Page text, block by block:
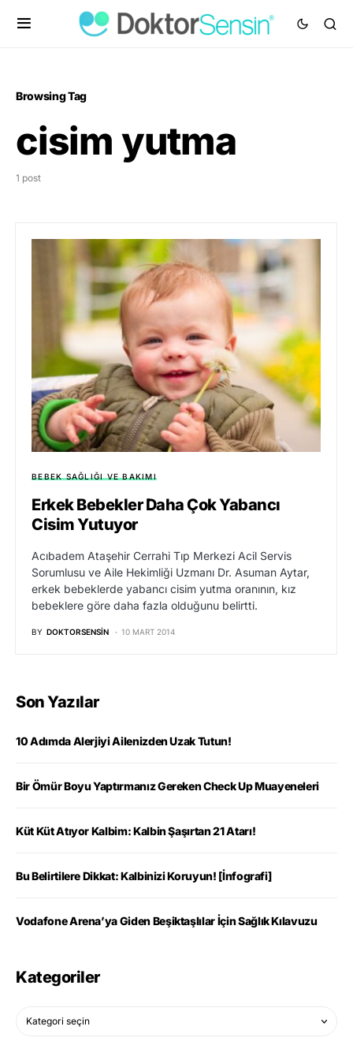
Browsing Tag
cisim yutma
1 post
BEBEK SAĞLIĞI VE BAKIMI
Erkek Bebekler Daha Çok Yabancı
Cisim Yutuyor
Acıbadem Ataşehir Cerrahi Tıp Merkezi Acil Servis
Sorumlusu ve Aile Hekimliği Uzmanı Dr. Asuman Aytar,
erkek bebeklerde yabancı cisim yutma oranının, kız
bebeklere göre daha fazla olduğunu belirtti.
BY DOKTORSENSIN 10 MART 2014
Son Yazılar
10 Adımda Alerjiyi Ailenizden Uzak Tutun!
Bir Ömür Boyu Yaptırmanız Gereken Check Up Muayeneleri
Küt Küt Atıyor Kalbim: Kalbin Şaşırtan 21 Atarı!
Bu Belirtilere Dikkat: Kalbinizi Koruyun! [İnfografi]
Vodafone Arena’ya Giden Beşiktaşlılar İçin Sağlık Kılavuzu
Kategoriler